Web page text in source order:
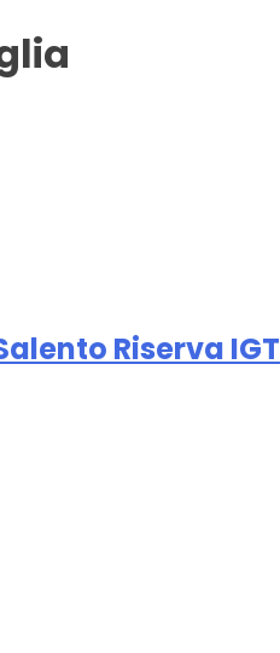
Riserva IGT